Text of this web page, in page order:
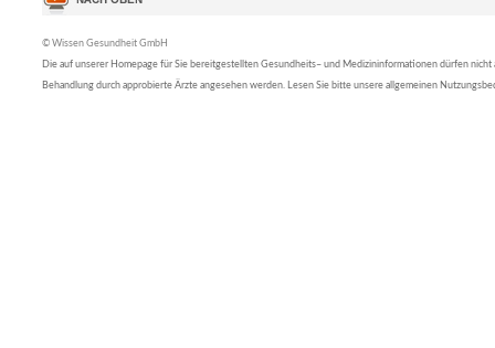
© Wissen Gesundheit GmbH
Die auf unserer Homepage für Sie bereitgestellten Gesundheits– und Medizininformationen dürfen nicht
Behandlung durch approbierte Ärzte angesehen werden. Lesen Sie bitte unsere allgemeinen